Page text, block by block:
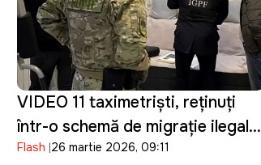
VIDEO 11 taximetriști, reținuți
într-o schemă de migrație ilegală:
Au ajutat 400 de bărbați din
Flash 26 martie 2026, 09:11